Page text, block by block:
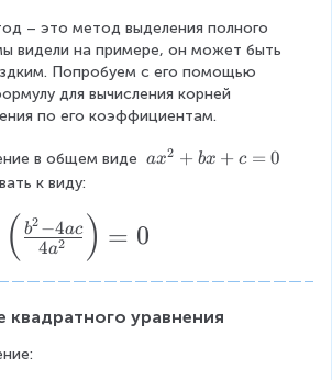
– это метод выделения полного
видели на примере, он может быть
Попробуем с его помощью
для вычисления корней
по его коэффициентам.
в общем виде a
{
2
+
b
ax2 + bx + c = 0
к виду:
( 4a2
b2 −4ac ) = 0
квадратного уравнения